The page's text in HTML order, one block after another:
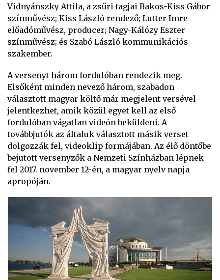
Vidnyánszky Attila, a zsűri tagjai Bakos-Kiss Gábor
színművész; Kiss László rendező; Lutter Imre
előadóművész, producer; Nagy-Kálózy Eszter
színművész; és Szabó László kommunikációs
szakember.
A versenyt három fordulóban rendezik meg.
Elsőként minden nevező három, szabadon
választott magyar költő már megjelent versével
jelentkezhet, amik közül egyet kell az első
fordulóban vágatlan videón beküldeni. A
továbbjutók az általuk választott másik verset
dolgozzák fel, videoklip formájában. Az élő döntőbe
bejutott versenyzők a Nemzeti Színházban lépnek
fel 2017. november 12-én, a magyar nyelv napja
apropóján.